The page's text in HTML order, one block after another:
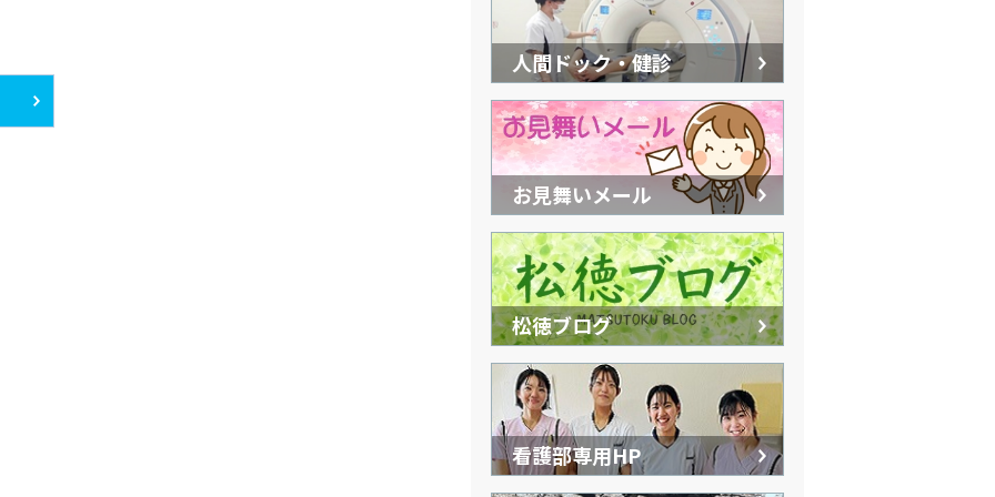
人間ドック・健診
お見舞いメール
松徳ブログ
看護部専用HP